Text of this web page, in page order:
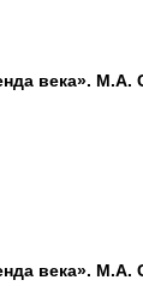
века». М.А.
века». М.А.